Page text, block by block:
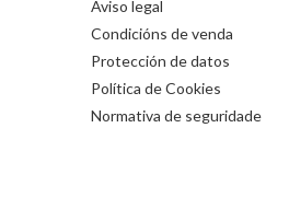
Aviso legal
Condicións de venda
Protección de datos
Política de Cookies
Normativa de seguridade